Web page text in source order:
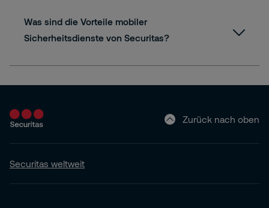
Was sind die Vorteile mobiler
Sicherheitsdienste von Securitas?
Zurück nach oben
Securitas weltweit